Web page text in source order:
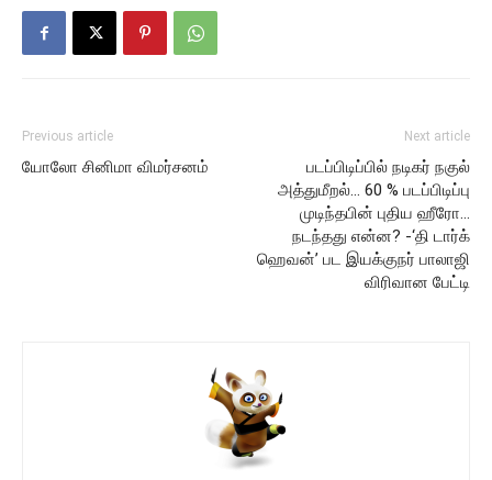
Previous article
யோலோ சினிமா விமர்சனம்
Next article
படப்பிடிப்பில் நடிகர் நகுல்
அத்துமீறல்… 60 % படப்பிடிப்பு
முடிந்தபின் புதிய ஹீரோ…
நடந்தது என்ன? -‘தி டார்க்
ஹெவன்’ பட இயக்குநர் பாலாஜி
விரிவான பேட்டி